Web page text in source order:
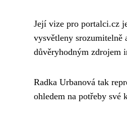
Její vize pro portalci.cz
vysvětleny srozumitelně
důvěryhodným zdrojem
Radka Urbanová tak
ohledem na potřeby své